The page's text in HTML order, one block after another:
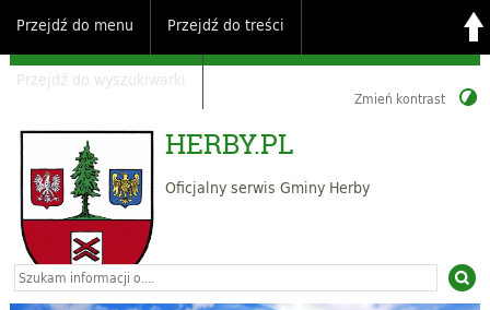
Przejdź do menu Przejdź do treści
Przejdź do wyszukiwarki
Zmień kontrast
HERBY.PL
Oficjalny serwis Gminy Herby